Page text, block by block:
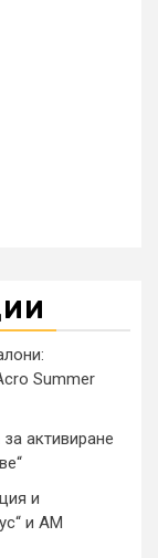
Summer
активиране
и
и АМ